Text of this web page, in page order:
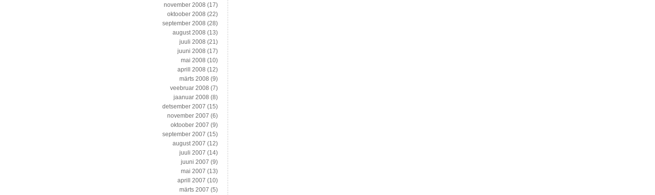
november 2008 (17)
oktoober 2008 (22)
september 2008 (28)
august 2008 (13)
juuli 2008 (21)
juuni 2008 (17)
mai 2008 (10)
aprill 2008 (12)
märts 2008 (9)
veebruar 2008 (7)
jaanuar 2008 (8)
detsember 2007 (15)
november 2007 (6)
oktoober 2007 (9)
september 2007 (15)
august 2007 (12)
juuli 2007 (14)
juuni 2007 (9)
mai 2007 (13)
aprill 2007 (10)
märts 2007 (5)